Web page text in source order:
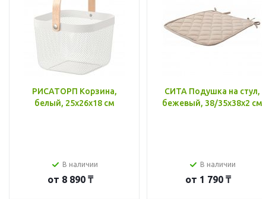
РИСАТОРП Корзина,
белый, 25x26x18 см
В наличии
от 8 890 ₸
СИТА Подушка на стул,
бежевый, 38/35x38x2 см
В наличии
от 1 790 ₸